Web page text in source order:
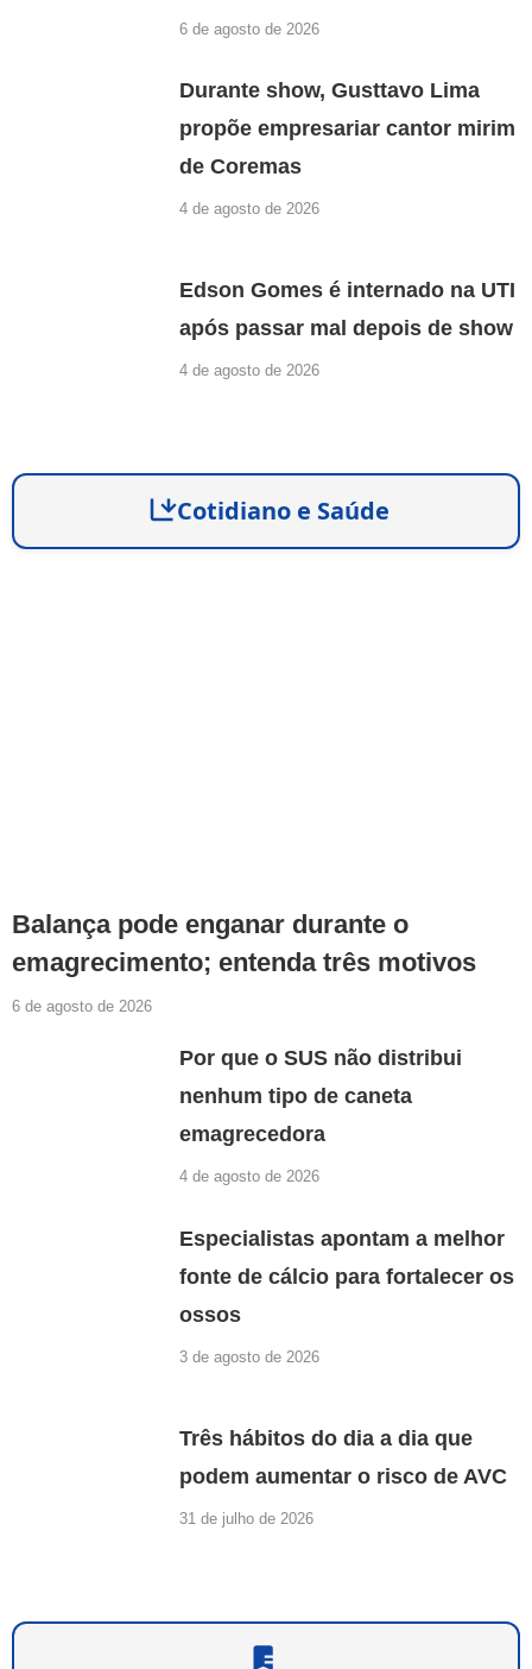
6 de agosto de 2026
Durante show, Gusttavo Lima
propõe empresariar cantor mirim
de Coremas
4 de agosto de 2026
Edson Gomes é internado na UTI
após passar mal depois de show
4 de agosto de 2026
Cotidiano e Saúde
Balança pode enganar durante o
emagrecimento; entenda três motivos
6 de agosto de 2026
Por que o SUS não distribui
nenhum tipo de caneta
emagrecedora
4 de agosto de 2026
Especialistas apontam a melhor
fonte de cálcio para fortalecer os
ossos
3 de agosto de 2026
Três hábitos do dia a dia que
podem aumentar o risco de AVC
31 de julho de 2026